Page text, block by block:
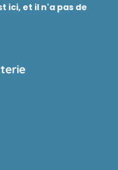
ici, et il n'a pas de